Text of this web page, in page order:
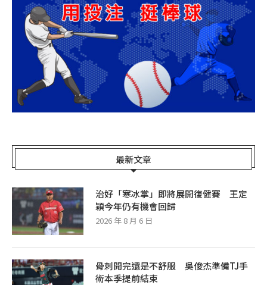
最新文章
治好「寒冰掌」即將展開復健賽 王定
穎今年仍有機會回歸
2026 年 8 月 6 日
骨刺開完還是不舒服 吳俊杰準備TJ手
術本季提前結束